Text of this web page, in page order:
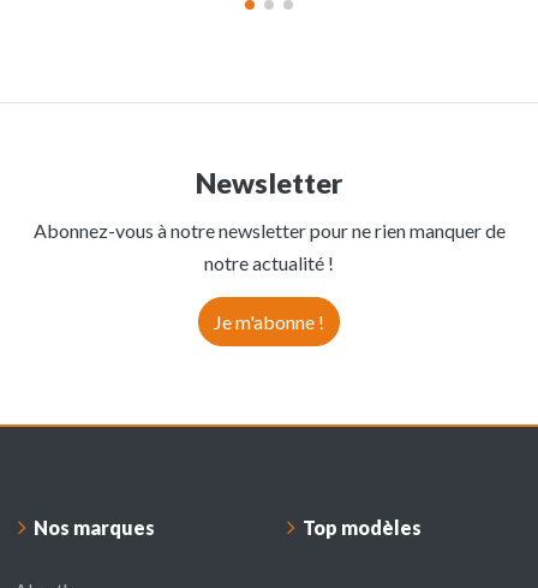
Newsletter
Abonnez-vous à notre newsletter pour ne rien manquer de
notre actualité !
Je m'abonne !
Nos marques Top modèles